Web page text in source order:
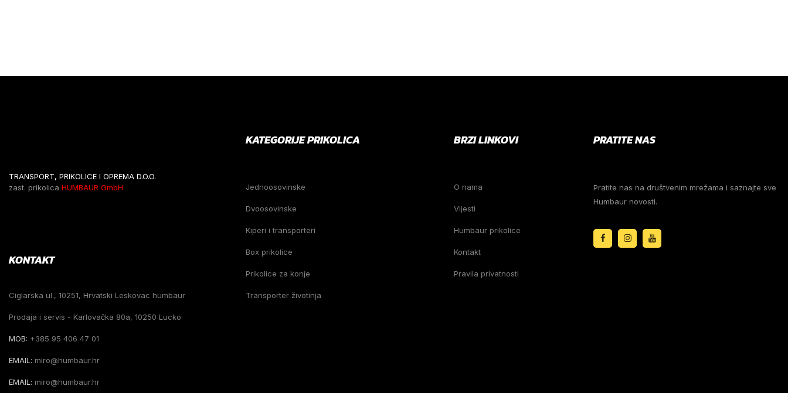
TRANSPORT, PRIKOLICE I OPREMA D.O.O.
zast. prikolica HUMBAUR GmbH
KONTAKT
Ciglarska ul., 10251, Hrvatski Leskovac humbaur
Prodaja i servis - Karlovačka 80a, 10250 Lucko
MOB: +385 95 406 47 01
EMAIL: miro@humbaur.hr
EMAIL: miro@humbaur.hr
KATEGORIJE PRIKOLICA
Jednoosovinske
Dvoosovinske
Kiperi i transporteri
Box prikolice
Prikolice za konje
Transporter životinja
BRZI LINKOVI
O nama
Vijesti
Humbaur prikolice
Kontakt
Pravila privatnosti
PRATITE NAS
Pratite nas na društvenim mrežama i saznajte sve
Humbaur novosti.